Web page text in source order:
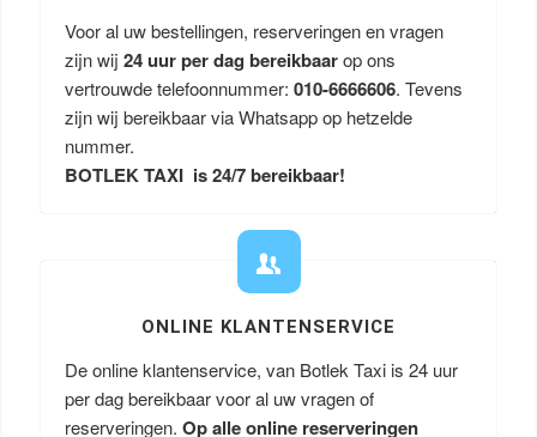
Voor al uw bestellingen, reserveringen en vragen
zijn wij 24 uur per dag bereikbaarop ons
vertrouwde telefoonnummer: 010-6666606. Tevens
zijn wij bereikbaar via Whatsapp op hetzelde
nummer.
BOTLEK TAXI is 24/7 bereikbaar!
ONLINE KLANTENSERVICE
De online klantenservice, van Botlek Taxi is 24 uur
per dag bereikbaar voor al uw vragen of
reserveringen. Op alle online reserveringen